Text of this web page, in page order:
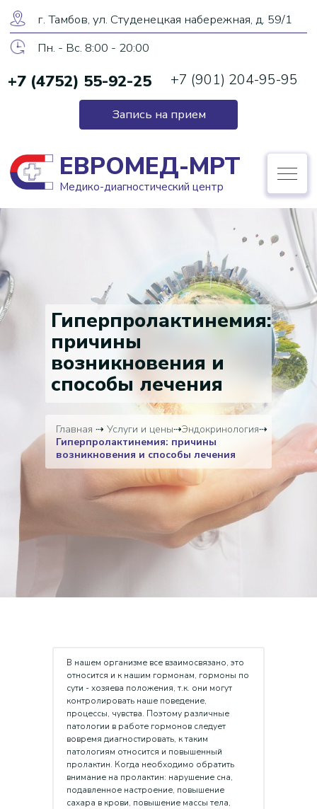
ЕВРОМЕД-МРТ
Медико-диагностический центр
Пн. - Вс. 8:00 - 20:00
г. Тамбов, ул. Студенецкая набережная, д. 59/1
Запись на прием
+7 (4752) 55-92-25
ЕВРОМЕД-МРТ
Медико-диагностический центр
Запись на прием
Гиперпролактинемия:
причины
возникновения и
способы лечения
Главная ⇢ Услуги и цены⇢Эндокринология⇢
Гиперпролактинемия: причины
возникновения и способы лечения
В нашем организме все взаимосвязано, это
относится и к нашим гормонам, гормоны по
сути - хозяева положения, т.к. они могут
контролировать наше поведение,
процессы, чувства. Поэтому различные
патологии в работе гормонов следует
вовремя диагностировать, к таким
патологиям относится и повышенный
пролактин. Когда необходимо обратить
внимание на пролактин: нарушение сна,
подавленное настроение, повышение
сахара в крови, повышение массы тела,